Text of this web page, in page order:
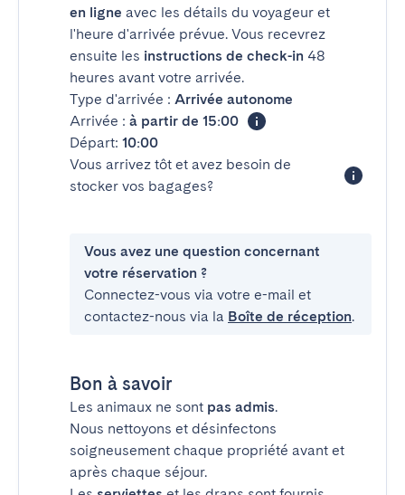
en ligne avec les détails du voyageur et
l'heure d'arrivée prévue. Vous recevrez
ensuite les instructions de check-in 48
heures avant votre arrivée.
Type d'arrivée : Arrivée autonome
Arrivée : à partir de 15:00
Départ: 10:00
Vous arrivez tôt et avez besoin de
stocker vos bagages?
Vous avez une question concernant
votre réservation ?
Connectez-vous via votre e-mail et
contactez-nous via la Boîte de réception.
Bon à savoir
Les animaux ne sont pas admis.
Nous nettoyons et désinfectons
soigneusement chaque propriété avant et
après chaque séjour.